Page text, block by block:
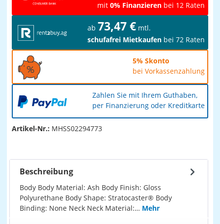
mit 0% Finanzieren bei 12 Raten
ab 73,47 € mtl.
schufafrei Mietkaufen bei 72 Raten
5% Skonto
bei Vorkassenzahlung
Zahlen Sie mit Ihrem Guthaben,
per Finanzierung oder Kreditkarte
Artikel-Nr.: MHSS02294773
Beschreibung
Body Body Material: Ash Body Finish: Gloss
Polyurethane Body Shape: Stratocaster® Body
Binding: None Neck Neck Material:… Mehr